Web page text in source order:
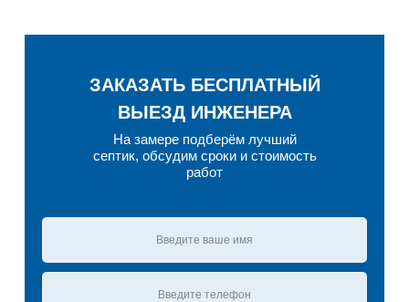
ЗАКАЗАТЬ БЕСПЛАТНЫЙ
ВЫЕЗД ИНЖЕНЕРА
На замере подберём лучший
септик, обсудим сроки и стоимость
работ